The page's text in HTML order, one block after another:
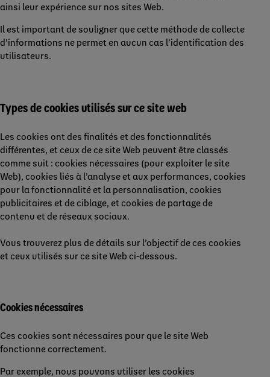
ainsi leur expérience sur nos sites Web.
Il est important de souligner que cette méthode de collecte
d’informations ne permet en aucun cas l’identification des
utilisateurs.
Types de cookies utilisés sur ce site web
Les cookies ont des finalités et des fonctionnalités
différentes, et ceux de ce site Web peuvent être classés
comme suit : cookies nécessaires (pour exploiter le site
Web), cookies liés à l’analyse et aux performances, cookies
pour la fonctionnalité et la personnalisation, cookies
publicitaires et de ciblage, et cookies de partage de
contenu et de réseaux sociaux.
Vous trouverez plus de détails sur l’objectif de ces cookies
et ceux utilisés sur ce site Web ci-dessous.
Cookies nécessaires
Ces cookies sont nécessaires pour que le site Web
fonctionne correctement.
Par exemple, nous pouvons utiliser les cookies